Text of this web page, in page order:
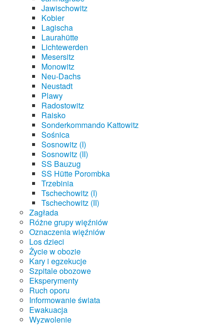
Jawischowitz
Kobier
Lagischa
Laurahütte
Lichtewerden
Mesersitz
Monowitz
Neu-Dachs
Neustadt
Plawy
Radostowitz
Raisko
Sonderkommando Kattowitz
Sośnica
Sosnowitz (I)
Sosnowitz (II)
SS Bauzug
SS Hütte Porombka
Trzebinia
Tschechowitz (I)
Tschechowitz (II)
Zagłada
Różne grupy więźniów
Oznaczenia więźniów
Los dzieci
Życie w obozie
Kary i egzekucje
Szpitale obozowe
Eksperymenty
Ruch oporu
Informowanie świata
Ewakuacja
Wyzwolenie